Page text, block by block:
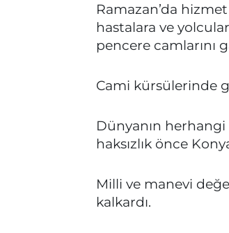
Ramazan’da hizmet
hastalara ve
pencere camlarını
Cami kürsülerinde
Dünyanın
haksızlık önce
Milli ve manevi
kalkardı.